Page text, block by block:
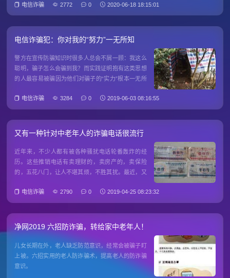
电信诈骗 2772 0 2020-06-18 18:15:01
电信诈骗犯：你对我的“努力”一无所知
警方在宣传防骗知识时很多人总会不屑一顾：我这么
聪明，骗子怎么会骗到我？而实践证明抱有这类思想
的人最容易被骗因为他们对骗子的“实力”根本一无所
诉你骗子到底有多“努力”才可以成功骗到那么多钱
01“吃苦耐劳”你还在抱怨工作累吗？告诉你吧，只要
有人可骗骗子们宁愿
电信诈骗 3284 0 2019-06-03 08:16:55
又有一种针对中老年人的诈骗电话很流行
近年来，不少人都有被各种骚扰电话轮番轰炸的经
历。这些推销电话有卖理财的，卖房产的，卖保险
的，五花八门，让人不堪其烦，不胜其扰。最近，又
样，对方不是来推销保健品的，而是来问你家里有没
有收藏品的，还说得有板有眼，让一些中老年人不知
不觉当中就上了钩。 图
电信诈骗 2790 0 2019-04-25 08:23:32
净网2019 六招防诈骗，转给家中老年人！
儿女长期在外，老人缺乏防范意识，经常会被骗子盯
上被。六招实用的老人防诈骗术，提高老人的防诈骗
意识。